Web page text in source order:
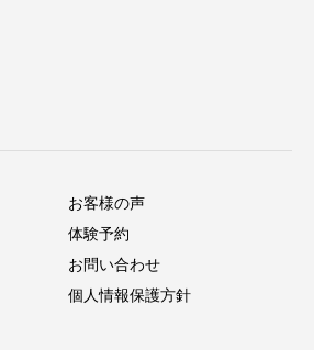
お客様の声
体験予約
お問い合わせ
個人情報保護方針